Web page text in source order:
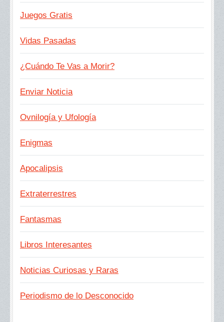
Juegos Gratis
Vidas Pasadas
¿Cuándo Te Vas a Morir?
Enviar Noticia
Ovnilogía y Ufología
Enigmas
Apocalipsis
Extraterrestres
Fantasmas
Libros Interesantes
Noticias Curiosas y Raras
Periodismo de lo Desconocido